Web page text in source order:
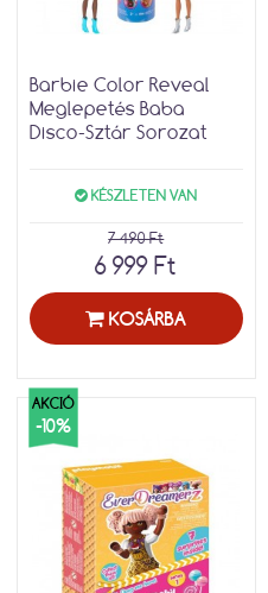
Barbie Color Reveal
Meglepetés Baba
Disco-Sztár Sorozat
KÉSZLETEN VAN
7 490 Ft
6 999 Ft
KOSÁRBA
AKCIÓ
-10%